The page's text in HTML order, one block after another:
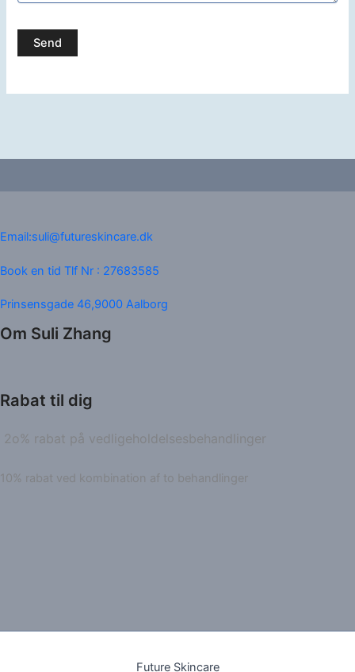
Email:suli@futureskincare.dk
Book en tid Tlf Nr : 27683585
Prinsensgade 46,9000 Aalborg
Om Suli Zhang
Rabat til dig
2o% rabat på vedligeholdelsesbehandlinger
10% rabat ved kombination af to behandlinger
Future Skincare